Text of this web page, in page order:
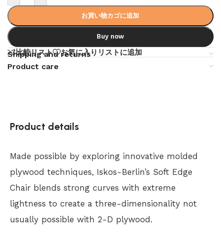
お買い物カゴに追加
Buy now
比較リスト お気に入りリストに追加
Shipping and returns
Product care
Product details
Made possible by exploring innovative molded
plywood techniques, Iskos-Berlin’s Soft Edge
Chair blends strong curves with extreme
lightness to create a three-dimensionality not
usually possible with 2-D plywood.